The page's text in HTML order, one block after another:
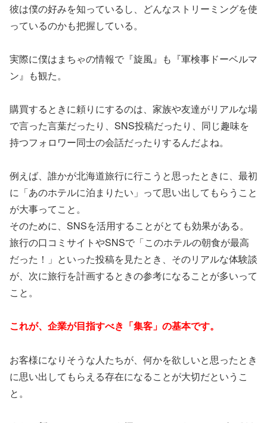
彼は僕の好みを知っているし、どんなストリーミングを使
っているのかも把握している。
実際に僕はまちゃの情報で『旋風』も『軍検事ドーベルマ
ン』も観た。
購買するときに頼りにするのは、家族や友達がリアルな場
で言った言葉だったり、SNS投稿だったり、同じ趣味を
持つフォロワー同士の会話だったりするんだよね。
例えば、誰かが北海道旅行に行こうと思ったときに、最初
に「あのホテルに泊まりたい」って思い出してもらうこと
が大事ってこと。
そのために、SNSを活用することがとても効果がある。
旅行の口コミサイトやSNSで「このホテルの朝食が最高
だった！」といった投稿を見たとき、そのリアルな体験談
が、次に旅行を計画するときの参考になることが多いって
こと。
これが、企業が目指すべき「集客」の基本です。
お客様になりそうな人たちが、何かを欲しいと思ったとき
に思い出してもらえる存在になることが大切だというこ
と。